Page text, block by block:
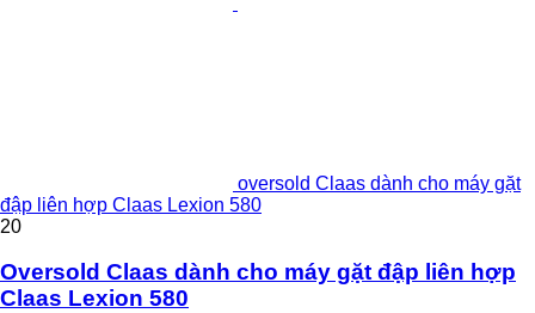
oversold Claas dành cho máy gặt
đập liên hợp Claas Lexion 580
20
Oversold Claas dành cho máy gặt đập liên hợp
Claas Lexion 580